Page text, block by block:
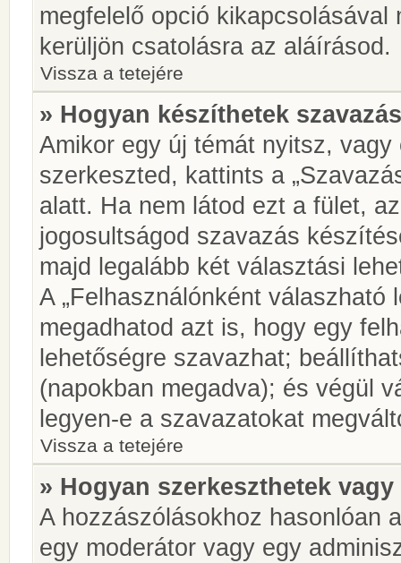
megfelelő opció
kerüljön csatolásra az aláírásod.
Vissza a tetejére
» Hogyan készíthetek
Amikor egy új témát nyitsz,
szerkeszted, kattints a
alatt. Ha nem látod ezt a fület,
jogosultságod szavazás
majd legalább két választási
A „Felhasználónként válaszható
megadhatod azt is, hogy egy
lehetőségre szavazhat;
(napokban megadva); és végül
legyen-e a szavazatokat
Vissza a tetejére
» Hogyan szerkeszthetek
A hozzászólásokhoz hasonlóan
egy moderátor vagy egy